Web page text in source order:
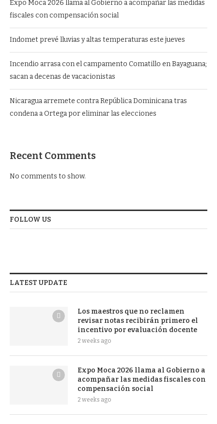
Expo Moca 2026 llama al Gobierno a acompañar las medidas
fiscales con compensación social
Indomet prevé lluvias y altas temperaturas este jueves
Incendio arrasa con el campamento Comatillo en Bayaguana;
sacan a decenas de vacacionistas
Nicaragua arremete contra República Dominicana tras
condena a Ortega por eliminar las elecciones
Recent Comments
No comments to show.
FOLLOW US
LATEST UPDATE
Los maestros que no reclamen
revisar notas recibirán primero el
incentivo por evaluación docente
2 weeks ago
Expo Moca 2026 llama al Gobierno a
acompañar las medidas fiscales con
compensación social
2 weeks ago